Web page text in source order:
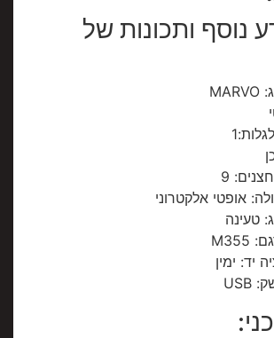
נוסף ותכונות של
MARVO
9
אופטי אלקטרוני
טעינה
M355
יד: ימין
USB